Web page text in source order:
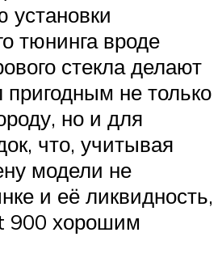
установки
тюнинга вроде
стекла делают
пригодным не только
но и для
что, учитывая
модели не
и её ликвидность,
900 хорошим